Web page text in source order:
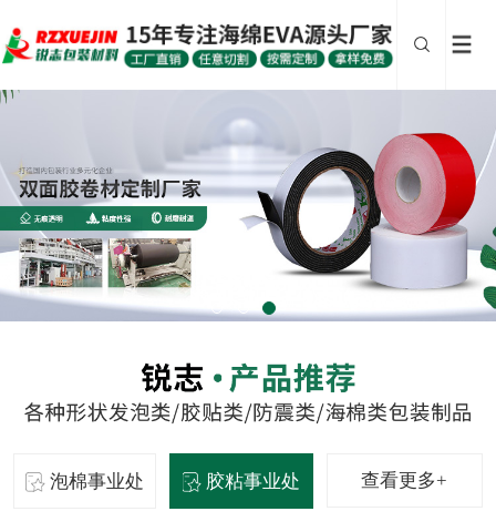
泡棉事业处 胶粘事业处 查看更多+